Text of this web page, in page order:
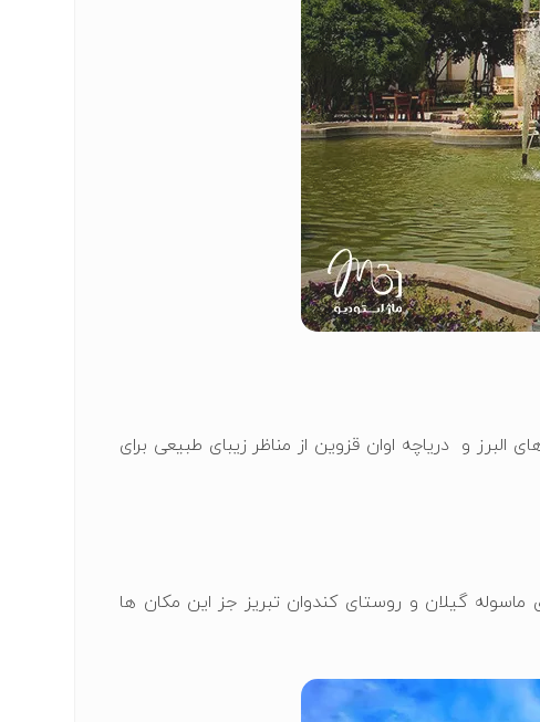
و دریاچه اوان قزوین از مناظر زیبای طبیعی برای
گیلان و روستای کندوان تبریز جز این مکان ها